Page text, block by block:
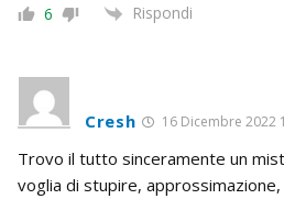
6 Rispondi
Cresh 16 Dicembre 2022
Trovo il tutto sinceramente un
voglia di stupire,